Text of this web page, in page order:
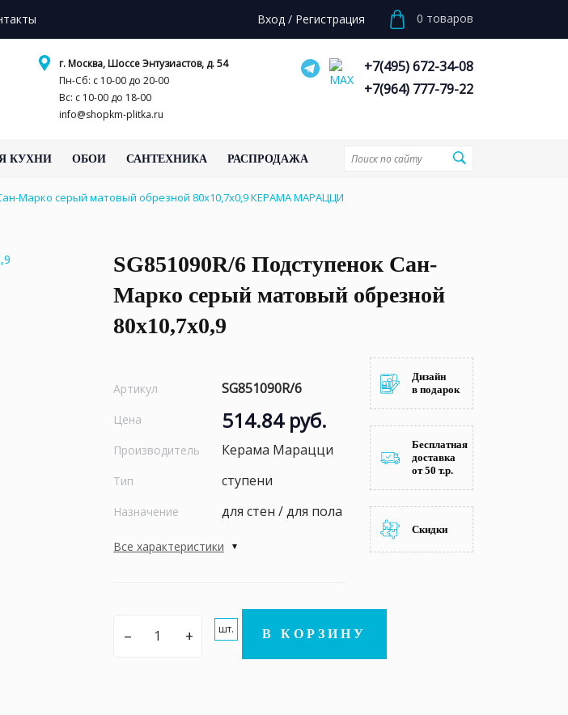
Вход / Регистрация 0 товаров
г. Москва, Шоссе Энтузиастов, д. 54
Пн-Сб: с 10-00 до 20-00
Вс: с 10-00 до 18-00
info@shopkm-plitka.ru
+7(495) 672-34-08
+7(964) 777-79-22
КУХНИ ОБОИ САНТЕХНИКА РАСПРОДАЖА
Марко серый матовый обрезной 80x10,7x0,9 КЕРАМА МАРАЦЦИ
SG851090R/6 Подступенок Сан-
Марко серый матовый обрезной
80x10,7x0,9
Артикул SG851090R/6
Цена 514.84 руб.
Производитель Керама Марацци
Тип ступени
Назначение для стен / для пола
Все характеристики
– + шт. В КОРЗИНУ
Дизайн
в подарок
Бесплатная
доставка
от 50 т.р.
Скидки